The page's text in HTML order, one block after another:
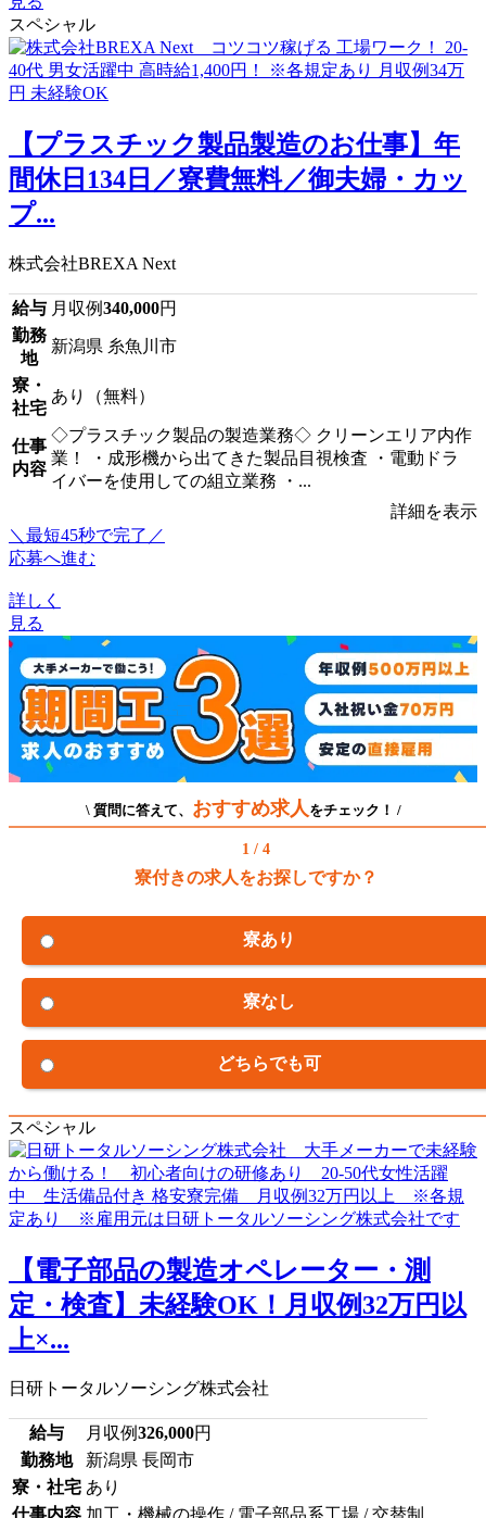
スペシャル
【プラスチック製品製造のお仕事】年
間休日134日／寮費無料／御夫婦・カッ
プ...
株式会社BREXA Next
給与 月収例340,000円
勤務
地
新潟県 糸魚川市
寮・
社宅
あり（無料）
仕事
内容
◇プラスチック製品の製造業務◇ クリーンエリア内作
業！ ・成形機から出てきた製品目視検査 ・電動ドラ
イバーを使用しての組立業務 ・...
詳細を表示
＼最短45秒で完了／
応募へ進む
詳しく
見る
\ 質問に答えて、 おすすめ求人 をチェック！ /
1 / 4
寮付きの求人をお探しですか？
寮あり
寮なし
どちらでも可
スペシャル
【電子部品の製造オペレーター・測
定・検査】未経験OK！月収例32万円以
上×...
日研トータルソーシング株式会社
給与 月収例326,000円
勤務地
新潟県 長岡市
寮・社宅 あり